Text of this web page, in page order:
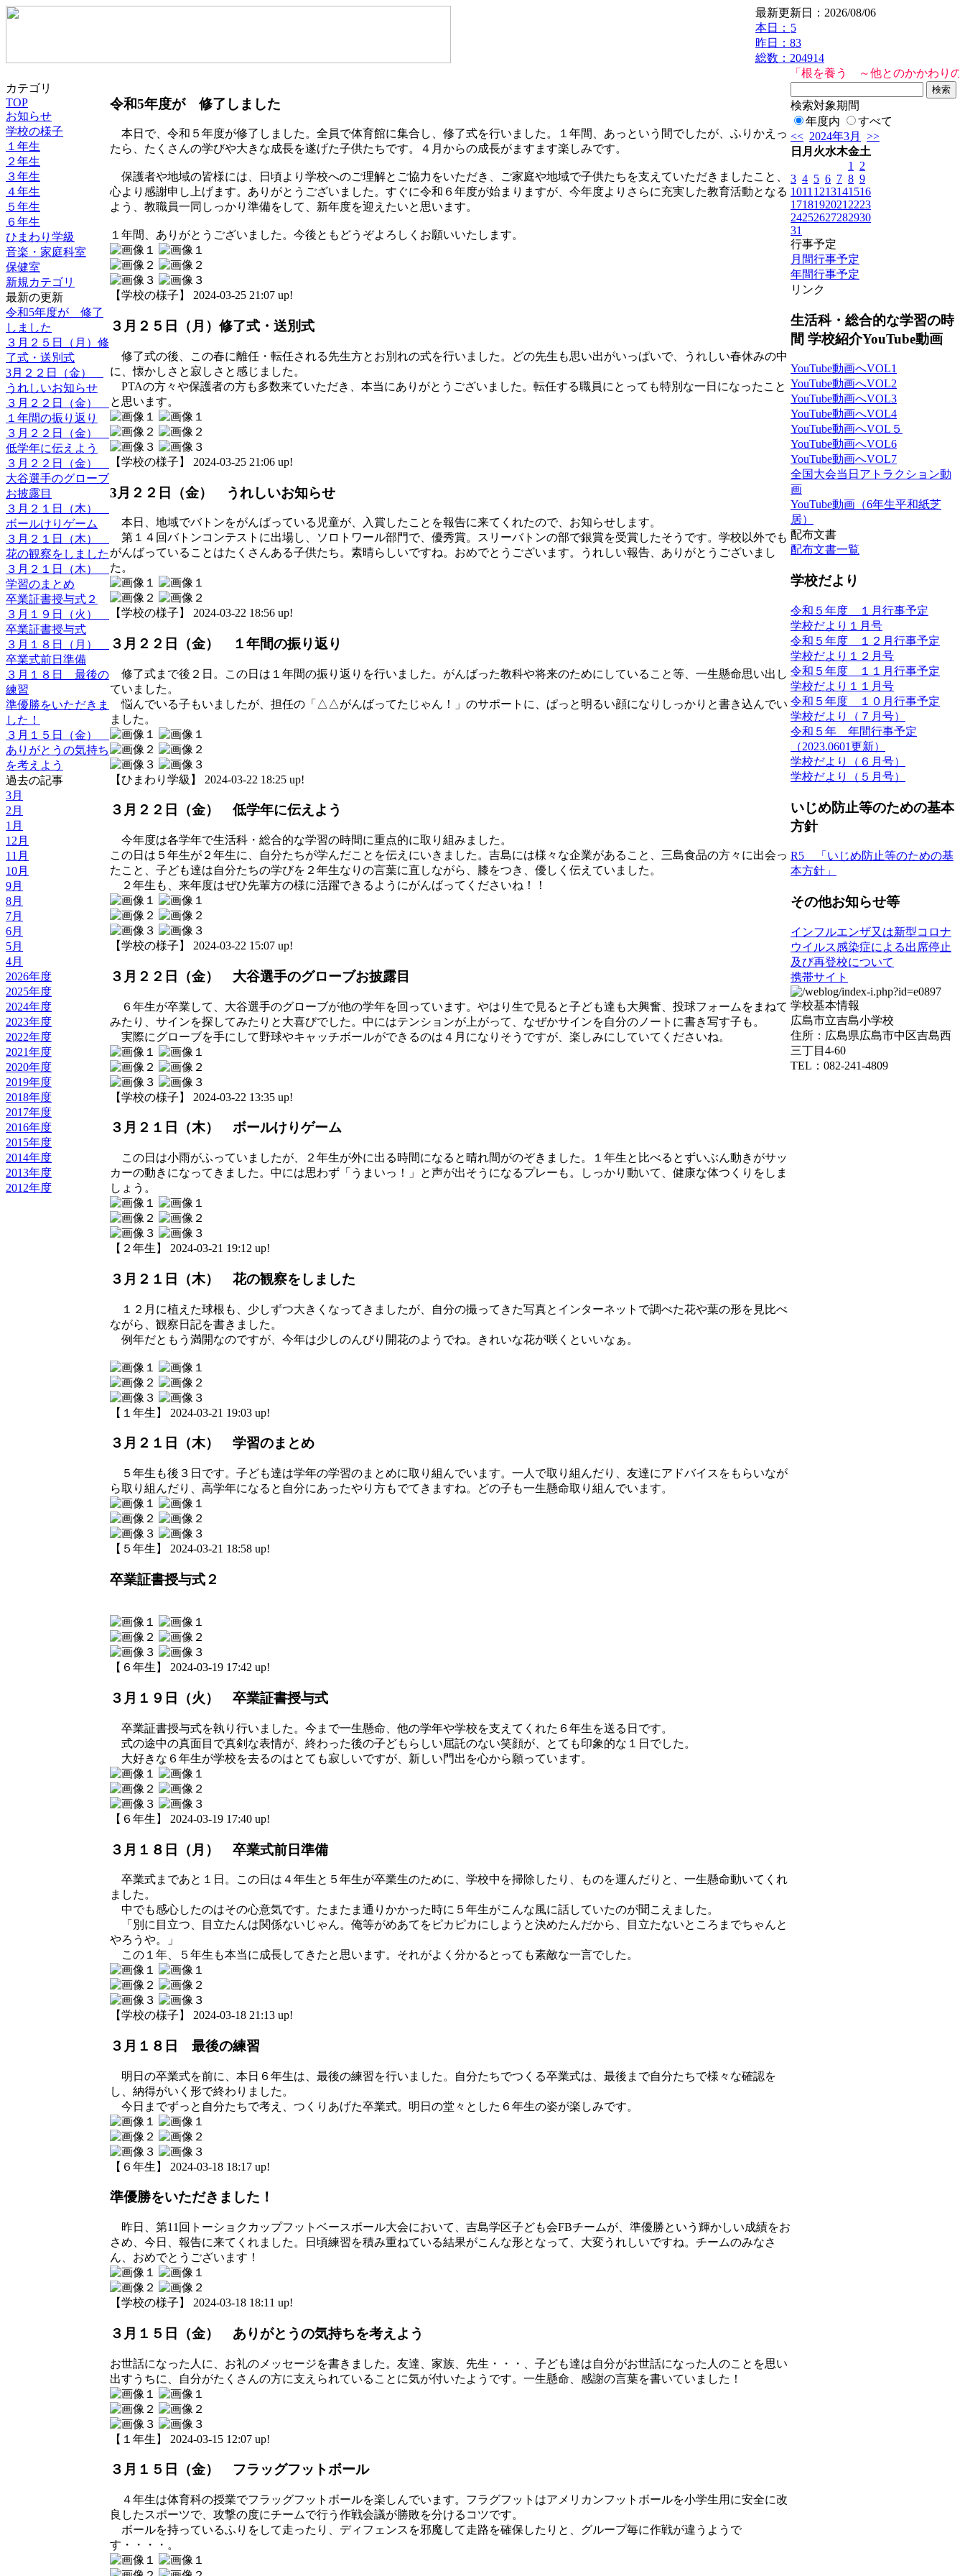
最新更新日：2026/08/06
本日： 5
昨日：83
総数：204914
「根を養う ～他とのかかわりの中で
カテゴリ
TOP
お知らせ
学校の様子
１年生
２年生
３年生
４年生
５年生
６年生
ひまわり学級
音楽・家庭科室
保健室
新規カテゴリ
最新の更新
令和5年度が 修了
しました
３月２５日（月）修
了式・送別式
3月２２日（金）
うれしいお知らせ
３月２２日（金）
１年間の振り返り
３月２２日（金）
低学年に伝えよう
３月２２日（金）
大谷選手のグローブ
お披露目
３月２１日（木）
ボールけりゲーム
３月２１日（木）
花の観察をしました
３月２１日（木）
学習のまとめ
卒業証書授与式２
３月１９日（火）
卒業証書授与式
３月１８日（月）
卒業式前日準備
３月１８日 最後の
練習
準優勝をいただきま
した！
３月１５日（金）
ありがとうの気持ち
を考えよう
過去の記事
3月
2月
1月
12月
11月
10月
9月
8月
7月
6月
5月
4月
2026年度
2025年度
2024年度
2023年度
2022年度
2021年度
2020年度
2019年度
2018年度
2017年度
2016年度
2015年度
2014年度
2013年度
2012年度
令和5年度が 修了しました
本日で、令和５年度が修了しました。全員で体育館に集合し、修了式を行いました。１年間、あっという間でしたが、ふりかえっ
たら、たくさんの学びや大きな成長を遂げた子供たちです。４月からの成長がますます楽しみです。
保護者や地域の皆様には、日頃より学校へのご理解とご協力をいただき、ご家庭や地域で子供たちを支えていただきましたこと、
心より感謝申し上げます。ありがとうございました。すぐに令和６年度が始まりますが、今年度よりさらに充実した教育活動となる
よう、教職員一同しっかり準備をして、新年度を迎えたいと思います。
１年間、ありがとうございました。今後ともどうぞよろしくお願いいたします。
【学校の様子】 2024-03-25 21:07 up!
３月２５日（月）修了式・送別式
修了式の後、この春に離任・転任される先生方とお別れの式を行いました。どの先生も思い出がいっぱいで、うれしい春休みの中
に、懐かしさと寂しさと感じました。
PTAの方々や保護者の方も多数来ていただき、本当にありがとうございました。転任する職員にとっても特別な一日になったこと
と思います。
【学校の様子】 2024-03-25 21:06 up!
3月２２日（金） うれしいお知らせ
本日、地域でバトンをがんばっている児童が、入賞したことを報告に来てくれたので、お知らせします。
第１４回バトンコンテストに出場し、ソロトワール部門で、優秀賞。スリーバトンの部で銀賞を受賞したそうです。学校以外でも
がんばっていることはたくさんある子供たち。素晴らしいですね。おめでとうございます。うれしい報告、ありがとうございまし
た。
【学校の様子】 2024-03-22 18:56 up!
３月２２日（金） １年間の振り返り
修了式まで後２日。この日は１年間の振り返りを行いました。がんばった教科や将来のためにしていること等、一生懸命思い出し
ていました。
悩んでいる子もいましたが、担任の「△△がんばってたじゃん！」のサポートに、ぱっと明るい顔になりしっかりと書き込んでい
ました。
【ひまわり学級】 2024-03-22 18:25 up!
３月２２日（金） 低学年に伝えよう
今年度は各学年で生活科・総合的な学習の時間に重点的に取り組みました。
この日は５年生が２年生に、自分たちが学んだことを伝えにいきました。吉島には様々な企業があること、三島食品の方々に出会っ
たこと、子ども達は自分たちの学びを２年生なりの言葉に直しながら、膝をつき、優しく伝えていました。
２年生も、来年度はぜひ先輩方の様に活躍できるようにがんばってくださいね！！
【学校の様子】 2024-03-22 15:07 up!
３月２２日（金） 大谷選手のグローブお披露目
６年生が卒業して、大谷選手のグローブが他の学年を回っています。やはり生で見ると子ども達も大興奮、投球フォームをまねて
みたり、サインを探してみたりと大喜びでした。中にはテンションが上がって、なぜかサインを自分のノートに書き写す子も。
実際にグローブを手にして野球やキャッチボールができるのは４月になりそうですが、楽しみにしていてくださいね。
【学校の様子】 2024-03-22 13:35 up!
３月２１日（木） ボールけりゲーム
この日は小雨がふっていましたが、２年生が外に出る時間になると晴れ間がのぞきました。１年生と比べるとずいぶん動きがサッ
カーの動きになってきました。中には思わず「うまいっ！」と声が出そうになるプレーも。しっかり動いて、健康な体つくりをしま
しょう。
【２年生】 2024-03-21 19:12 up!
３月２１日（木） 花の観察をしました
１２月に植えた球根も、少しずつ大きくなってきましたが、自分の撮ってきた写真とインターネットで調べた花や葉の形を見比べ
ながら、観察日記を書きました。
例年だともう満開なのですが、今年は少しのんびり開花のようでね。きれいな花が咲くといいなぁ。
【１年生】 2024-03-21 19:03 up!
３月２１日（木） 学習のまとめ
５年生も後３日です。子ども達は学年の学習のまとめに取り組んでいます。一人で取り組んだり、友達にアドバイスをもらいなが
ら取り組んだり、高学年になると自分にあったやり方もでてきますね。どの子も一生懸命取り組んでいます。
【５年生】 2024-03-21 18:58 up!
卒業証書授与式２
【６年生】 2024-03-19 17:42 up!
３月１９日（火） 卒業証書授与式
卒業証書授与式を執り行いました。今まで一生懸命、他の学年や学校を支えてくれた６年生を送る日です。
式の途中の真面目で真剣な表情が、終わった後の子どもらしい屈託のない笑顔が、とても印象的な１日でした。
大好きな６年生が学校を去るのはとても寂しいですが、新しい門出を心から願っています。
【６年生】 2024-03-19 17:40 up!
３月１８日（月） 卒業式前日準備
卒業式まであと１日。この日は４年生と５年生が卒業生のために、学校中を掃除したり、ものを運んだりと、一生懸命動いてくれ
ました。
中でも感心したのはその心意気です。たまたま通りかかった時に５年生がこんな風に話していたのが聞こえました。
「別に目立つ、目立たんは関係ないじゃん。俺等がめあてをピカピカにしようと決めたんだから、目立たないところまでちゃんと
やろうや。」
この１年、５年生も本当に成長してきたと思います。それがよく分かるとっても素敵な一言でした。
【学校の様子】 2024-03-18 21:13 up!
３月１８日 最後の練習
明日の卒業式を前に、本日６年生は、最後の練習を行いました。自分たちでつくる卒業式は、最後まで自分たちで様々な確認を
し、納得がいく形で終わりました。
今日までずっと自分たちで考え、つくりあげた卒業式。明日の堂々とした６年生の姿が楽しみです。
【６年生】 2024-03-18 18:17 up!
準優勝をいただきました！
昨日、第11回トーショクカップフットベースボール大会において、吉島学区子ども会FBチームが、準優勝という輝かしい成績をお
さめ、今日、報告に来てくれました。日頃練習を積み重ねている結果がこんな形となって、大変うれしいですね。チームのみなさ
ん、おめでとうございます！
【学校の様子】 2024-03-18 18:11 up!
３月１５日（金） ありがとうの気持ちを考えよう
お世話になった人に、お礼のメッセージを書きました。友達、家族、先生・・・、子ども達は自分がお世話になった人のことを思い
出すうちに、自分がたくさんの方に支えられていることに気が付いたようです。一生懸命、感謝の言葉を書いていました！
【１年生】 2024-03-15 12:07 up!
３月１５日（金） フラッグフットボール
４年生は体育科の授業でフラッグフットボールを楽しんでいます。フラグフットはアメリカンフットボールを小学生用に安全に改
良したスポーツで、攻撃の度にチームで行う作戦会議が勝敗を分けるコツです。
ボールを持っているふりをして走ったり、ディフェンスを邪魔して走路を確保したりと、グループ毎に作戦が違うようで
す・・・・。
検索対象期間
年度内
すべて
<< 2024年3月
>>
日 月 火水木金土
1
2
3 4 5 6 7 8 9
1011 1213141516
1718192021 2223
24252627282930
31
行事予定
月間行事予定
年間行事予定
リンク
生活科・総合的な学習の時
間 学校紹介YouTube動画
YouTube動画へVOL1
YouTube動画へVOL2
YouTube動画へVOL3
YouTube動画へVOL4
YouTube動画へVOL５
YouTube動画へVOL6
YouTube動画へVOL7
全国大会当日アトラクション動
画
YouTube動画（6年生平和紙芝
居）
配布文書
配布文書一覧
学校だより
令和５年度 １月行事予定
学校だより１月号
令和５年度 １２月行事予定
学校だより１２月号
令和５年度 １１月行事予定
学校だより１１月号
令和５年度 １０月行事予定
学校だより（７月号）
令和５年 年間行事予定
（2023.0601更新）
学校だより（６月号）
学校だより（５月号）
いじめ防止等のための基本
方針
R5 「いじめ防止等のための基
本方針」
その他お知らせ等
インフルエンザ又は新型コロナ
ウイルス感染症による出席停止
及び再登校について
携帯サイト
学校基本情報
広島市立吉島小学校
住所：広島県広島市中区吉島西
三丁目4-60
TEL：082-241-4809